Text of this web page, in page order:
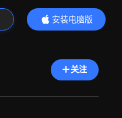
安装电脑版
内容更精彩
关注